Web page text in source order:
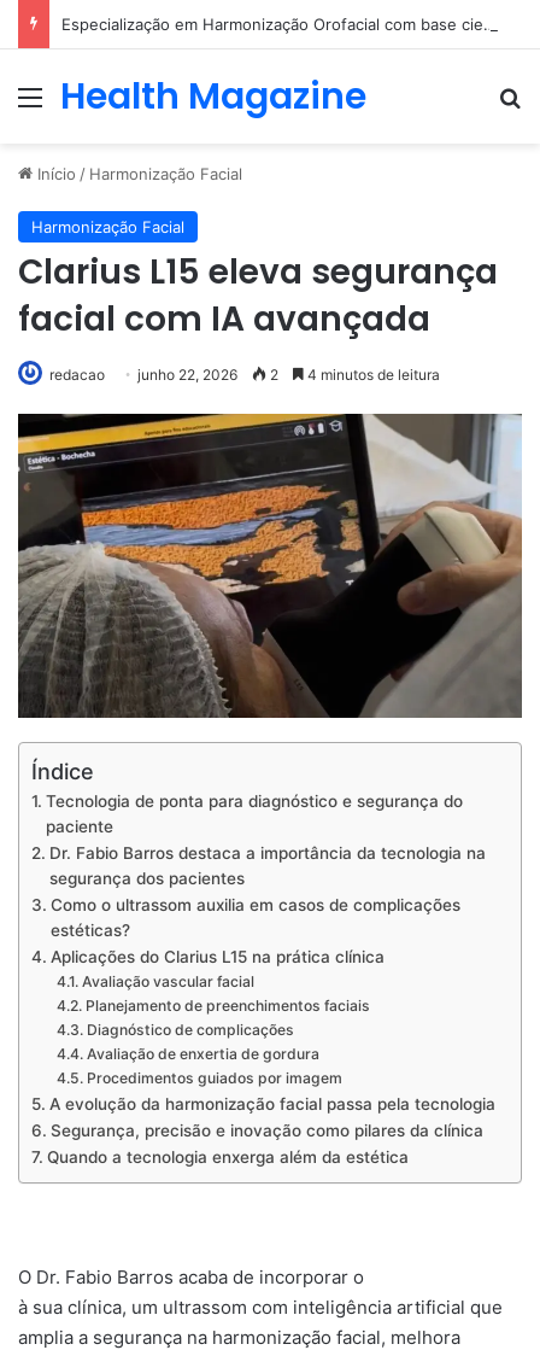
Especialização em Harmonização Orofacial com base científica
Menu
Health Magazine
Início / Harmonização Facial
Harmonização Facial
Clarius L15 eleva segurança
facial com IA avançada
redacao junho 22, 2026 2 4 minutos de leitura
Índice
Tecnologia de ponta para diagnóstico e segurança do
paciente
Dr. Fabio Barros destaca a importância da tecnologia na
segurança dos pacientes
Como o ultrassom auxilia em casos de complicações
estéticas?
Aplicações do Clarius L15 na prática clínica
Avaliação vascular facial
Planejamento de preenchimentos faciais
Diagnóstico de complicações
Avaliação de enxertia de gordura
Procedimentos guiados por imagem
A evolução da harmonização facial passa pela tecnologia
Segurança, precisão e inovação como pilares da clínica
Quando a tecnologia enxerga além da estética
O Dr. Fabio Barros acaba de incorporar o
à sua clínica, um ultrassom com inteligência artificial que
amplia a segurança na harmonização facial, melhora